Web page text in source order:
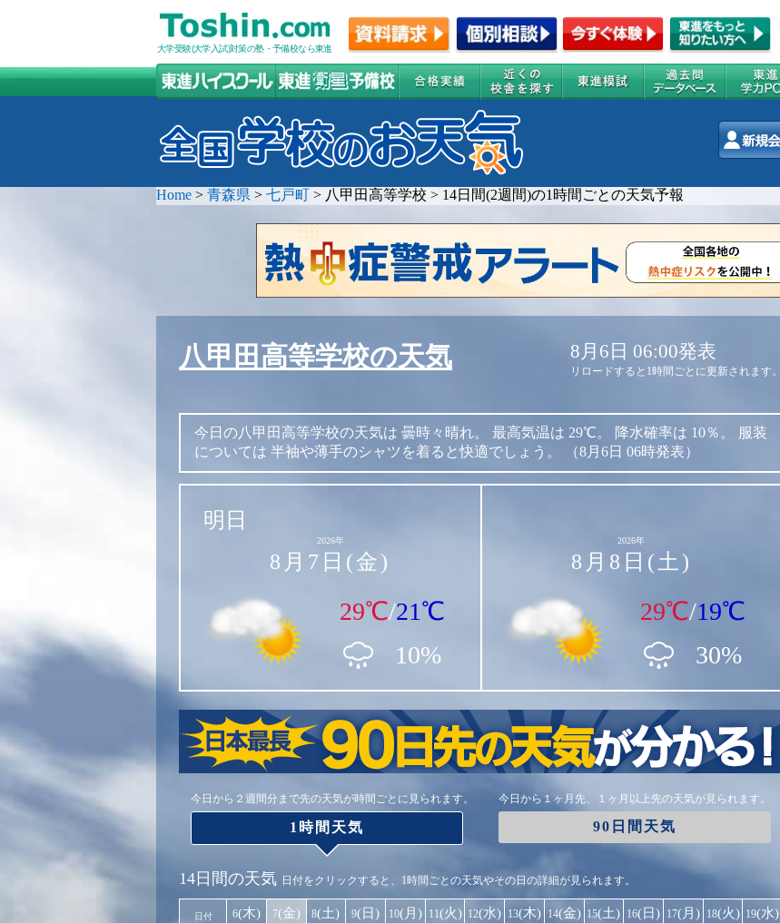
大学受験(大学入試)対策の塾・予備校なら東進
Home > 青森県 > 七戸町 > 八甲田高等学校 > 14日間(2週間)の1時間ごとの天気予報
八甲田高等学校の天気 8月6日 06:00発表
リロードすると1時間ごとに更新されます。
今日の八甲田高等学校の天気は 曇時々晴れ。 最高気温は 29℃。 降水確率は 10％。
服装
については 半袖や薄手のシャツを着ると快適でしょう。 （8月6日 06時発表）
明日
2026年
8月7日(金)
29℃/21℃
10%
2026年
8月8日(土)
29℃/19℃
30%
今日から２週間分まで先の天気が時間ごとに見られます。
1時間天気
今日から１ヶ月先、１ヶ月以上先の天気が見られます。
90日間天気
14日間の天気 日付をクリックすると、1時間ごとの天気やその日の詳細が見られます。
日付 6(木) 7(金) 8(土) 9(日) 10(月) 11(火) 12(水) 13(木) 14(金) 15(土) 16(日) 17(月) 18(火) 19(水)